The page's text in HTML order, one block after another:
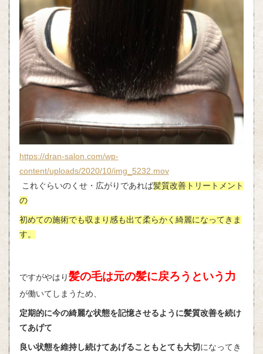
https://dran-salon.com/wp-
content/uploads/2020/10/img_5232.mov
これぐらいのくせ・広がりであれば髪質改善トリートメント
の
初めての施術でも収まり感も出て柔らかく綺麗になってきま
す。
ですがやはり 髪の毛は元の髪に戻ろうという力
が働いてしまうため、
定期的に今の綺麗な状態を記憶させるように髪質改善を続け
てあげて
良い状態を維持し続けてあげることもとても大切 になってき